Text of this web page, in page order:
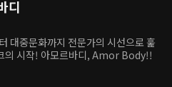
디
대중문화까지 전문가의 시선으로 훑
의 시작! 아모르바디, Amor Body!!